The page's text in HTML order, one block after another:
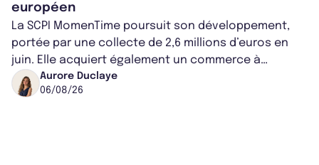
européen
La SCPI MomenTime poursuit son développement,
portée par une collecte de 2,6 millions d’euros en
juin. Elle acquiert également un commerce à
Worcester, place une plateforme logisti...
Aurore Duclaye
06/08/26